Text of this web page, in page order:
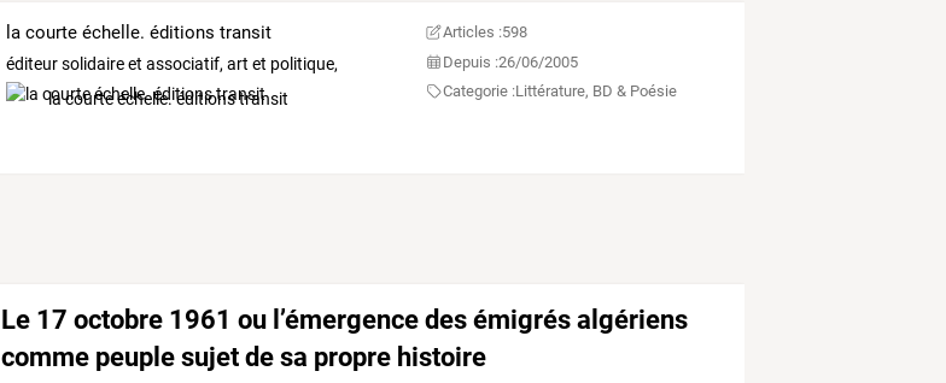
la courte échelle. éditions transit
éditeur solidaire et associatif, art et politique,
la courte échelle. éditions transit
Articles :598
Depuis :26/06/2005
Categorie :Littérature, BD & Poésie
Le 17 octobre 1961 ou l’émergence des émigrés algériens
comme peuple sujet de sa propre histoire